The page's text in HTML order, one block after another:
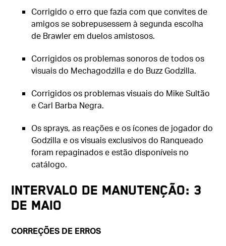
Corrigido o erro que fazia com que convites de
amigos se sobrepusessem à segunda escolha
de Brawler em duelos amistosos.
Corrigidos os problemas sonoros de todos os
visuais do Mechagodzilla e do Buzz Godzilla.
Corrigidos os problemas visuais do Mike Sultão
e Carl Barba Negra.
Os sprays, as reações e os ícones de jogador do
Godzilla e os visuais exclusivos do Ranqueado
foram repaginados e estão disponíveis no
catálogo.
Intervalo de manutenção: 3
de maio
CORREÇÕES DE ERROS